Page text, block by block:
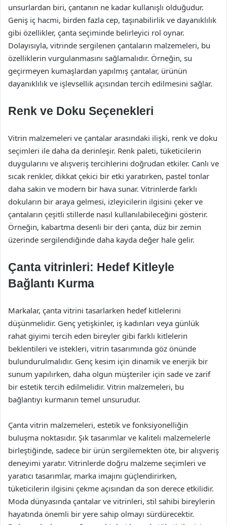
unsurlardan biri, çantanın ne kadar kullanışlı olduğudur.
Geniş iç hacmi, birden fazla cep, taşınabilirlik ve dayanıklılık
gibi özellikler, çanta seçiminde belirleyici rol oynar.
Dolayısıyla, vitrinde sergilenen çantaların malzemeleri, bu
özelliklerin vurgulanmasını sağlamalıdır. Örneğin, su
geçirmeyen kumaşlardan yapılmış çantalar, ürünün
dayanıklılık ve işlevsellik açısından tercih edilmesini sağlar.
Renk ve Doku Seçenekleri
Vitrin malzemeleri ve çantalar arasındaki ilişki, renk ve doku
seçimleri ile daha da derinleşir. Renk paleti, tüketicilerin
duygularını ve alışveriş tercihlerini doğrudan etkiler. Canlı ve
sıcak renkler, dikkat çekici bir etki yaratırken, pastel tonlar
daha sakin ve modern bir hava sunar. Vitrinlerde farklı
dokuların bir araya gelmesi, izleyicilerin ilgisini çeker ve
çantaların çeşitli stillerde nasıl kullanılabileceğini gösterir.
Örneğin, kabartma desenli bir deri çanta, düz bir zemin
üzerinde sergilendiğinde daha kayda değer hale gelir.
Çanta vitrinleri: Hedef Kitleyle
Bağlantı Kurma
Markalar, çanta vitrini tasarlarken hedef kitlelerini
düşünmelidir. Genç yetişkinler, iş kadınları veya günlük
rahat giyimi tercih eden bireyler gibi farklı kitlelerin
beklentileri ve istekleri, vitrin tasarımında göz önünde
bulundurulmalıdır. Genç kesim için dinamik ve enerjik bir
sunum yapılırken, daha olgun müşteriler için sade ve zarif
bir estetik tercih edilmelidir. Vitrin malzemeleri, bu
bağlantıyı kurmanın temel unsurudur.
Çanta vitrin malzemeleri, estetik ve fonksiyonelliğin
buluşma noktasıdır. Şık tasarımlar ve kaliteli malzemelerle
birleştiğinde, sadece bir ürün sergilemekten öte, bir alışveriş
deneyimi yaratır. Vitrinlerde doğru malzeme seçimleri ve
yaratıcı tasarımlar, marka imajını güçlendirirken,
tüketicilerin ilgisini çekme açısından da son derece etkilidir.
Moda dünyasında çantalar ve vitrinleri, stil sahibi bireylerin
hayatında önemli bir yere sahip olmayı sürdürecektir.